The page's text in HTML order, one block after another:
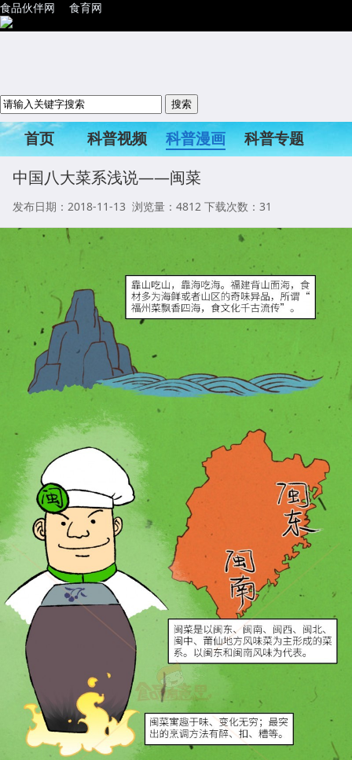
食品伙伴网 食育网
首页 科普视频 科普漫画
科普专题
科普活动
中国八大菜系浅说——闽菜
发布日期：2018-11-13 浏览量： 4812 下载次数：31